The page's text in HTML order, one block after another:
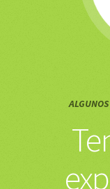
pueden